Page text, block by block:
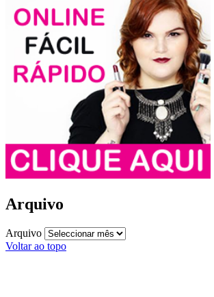
Arquivo
Arquivo
Voltar ao topo